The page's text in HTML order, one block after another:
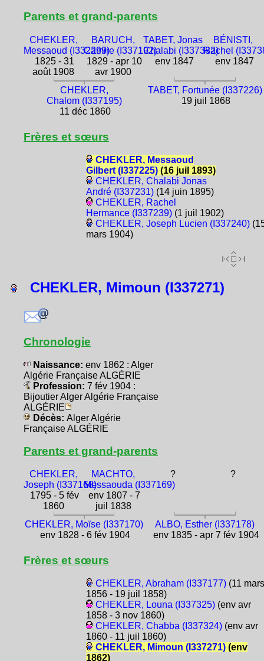
Parents et grand-parents
CHEKLER,
Messaoud (I332299)
1825 - 31
août 1908
BARUCH,
Camire (I337192)
1829 - apr 10
avr 1900
TABET, Jonas
Chalabi (I337382)
env 1847
BÉNISTI,
Rachel
env 1847
CHEKLER,
Chalom (I337195)
11 déc 1860
TABET, Fortunée (I337226)
19 juil 1868
Frères et sœurs
CHEKLER, Messaoud
Gilbert (I337225)(16 juil 1893)
CHEKLER, Chalabi Jonas
André (I337231)(14 juin 1895)
CHEKLER, Rachel
Hermance (I337239)(1 juil 1902)
CHEKLER, Joseph Lucien (I337240)
mars 1904)
CHEKLER, Mimoun (I337271)
Chronologie
Naissance: env 1862 : Alger
Algérie Française ALGÉRIE
Profession: 7 fév 1904 :
Bijoutier Alger Algérie Française
ALGÉRIE
Décès: Alger Algérie
Française ALGÉRIE
Parents et grand-parents
CHEKLER,
Joseph (I337168)
1795 - 5 fév
1860
MACHTO,
Messaouda (I337169)
env 1807 - 7
juil 1838
? ?
CHEKLER, Moïse (I337170)
env 1828 - 6 fév 1904
ALBO, Esther (I337178)
env 1835 - apr 7 fév 1904
Frères et sœurs
CHEKLER, Abraham (I337177)(11 mars
1856 - 19 juil 1858)
CHEKLER, Louna (I337325)(env avr
1858 - 3 nov 1860)
CHEKLER, Chabba (I337324)(env avr
1860 - 11 juil 1860)
CHEKLER, Mimoun (I337271)(env
1862)